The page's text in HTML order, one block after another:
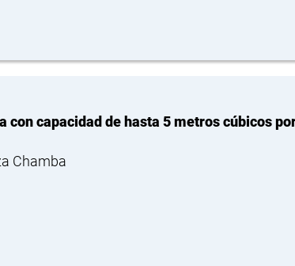
capacidad de hasta 5 metros cúbicos
Chamba